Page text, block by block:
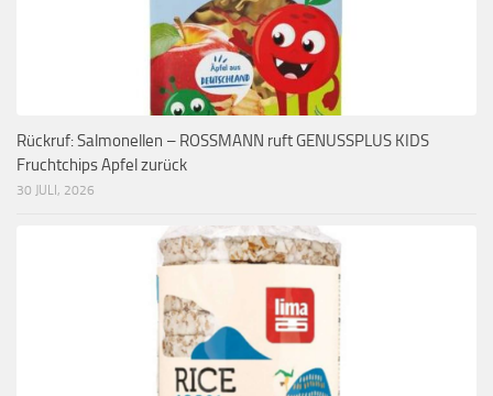
Rückruf: Salmonellen – ROSSMANN ruft GENUSSPLUS KIDS
Fruchtchips Apfel zurück
30 JULI, 2026